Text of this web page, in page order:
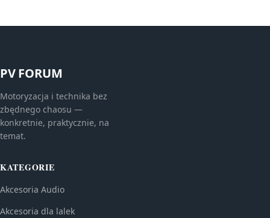
PV FORUM
Motoryzacja i technika bez
zbędnego chaosu —
konkretnie, praktycznie, na
temat.
KATEGORIE
Akcesoria Audio
Akcesoria dla lalek